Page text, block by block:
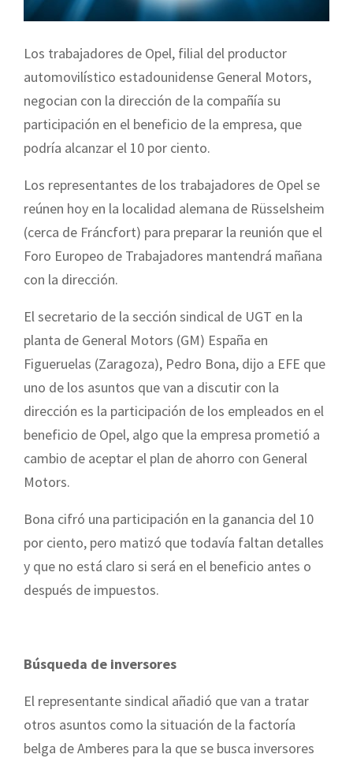
Los trabajadores de Opel, filial del productor
automovilístico estadounidense General Motors,
negocian con la dirección de la compañía su
participación en el beneficio de la empresa, que
podría alcanzar el 10 por ciento.
Los representantes de los trabajadores de Opel se
reúnen hoy en la localidad alemana de Rüsselsheim
(cerca de Fráncfort) para preparar la reunión que el
Foro Europeo de Trabajadores mantendrá mañana
con la dirección.
El secretario de la sección sindical de UGT en la
planta de General Motors (GM) España en
Figueruelas (Zaragoza), Pedro Bona, dijo a EFE que
uno de los asuntos que van a discutir con la
dirección es la participación de los empleados en el
beneficio de Opel, algo que la empresa prometió a
cambio de aceptar el plan de ahorro con General
Motors.
Bona cifró una participación en la ganancia del 10
por ciento, pero matizó que todavía faltan detalles
y que no está claro si será en el beneficio antes o
después de impuestos.
Búsqueda de inversores
El representante sindical añadió que van a tratar
otros asuntos como la situación de la factoría
belga de Amberes para la que se busca inversores